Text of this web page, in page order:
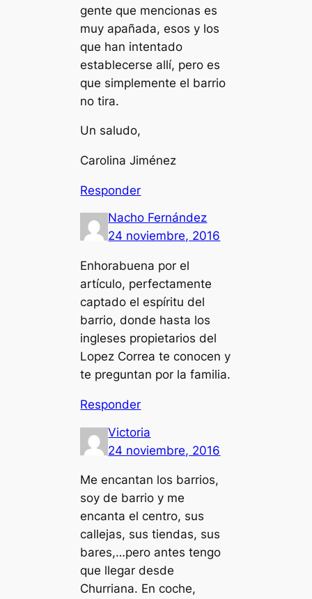
gente que mencionas es
muy apañada, esos y los
que han intentado
establecerse allí, pero es
que simplemente el barrio
no tira.
Un saludo,
Carolina Jiménez
Responder
Nacho Fernández
24 noviembre, 2016
Enhorabuena por el
artículo, perfectamente
captado el espíritu del
barrio, donde hasta los
ingleses propietarios del
Lopez Correa te conocen y
te preguntan por la familia.
Responder
Victoria
24 noviembre, 2016
Me encantan los barrios,
soy de barrio y me
encanta el centro, sus
callejas, sus tiendas, sus
bares,…pero antes tengo
que llegar desde
Churriana. En coche,